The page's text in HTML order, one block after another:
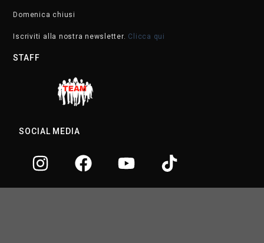
Domenica chiusi
Iscriviti alla nostra newsletter. Clicca qui
STAFF
SOCIAL MEDIA